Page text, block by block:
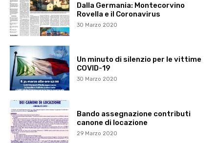
Dalla Germania: Montecorvino
Rovella e il Coronavirus
30 Marzo 2020
Un minuto di silenzio per le vittime
COVID-19
30 Marzo 2020
Bando assegnazione contributi
canone di locazione
29 Marzo 2020